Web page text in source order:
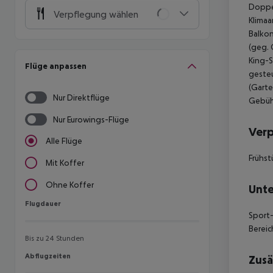
Verpflegung wählen
Flüge anpassen
Nur Direktflüge
Nur Eurowings-Flüge
Alle Flüge
Mit Koffer
Ohne Koffer
Flugdauer
Flugdauer
Bis zu 24 Stunden
Abflugzeiten
Abflugzeiten
(geg.
King-